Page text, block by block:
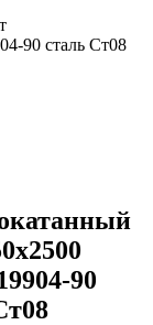
90 сталь Ст08
90